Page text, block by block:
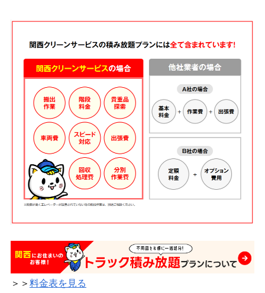
＞＞料金表を見る